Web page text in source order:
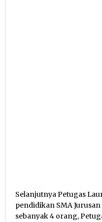
Selanjutnya Petugas
pendidikan SMA
sebanyak 4 orang,